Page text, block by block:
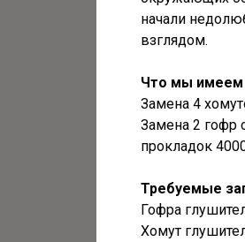
начали
взглядом.
Что мы имеем
Замена 4
Замена 2 гофр
прокладок
Требуемые
Гофра
Хомут